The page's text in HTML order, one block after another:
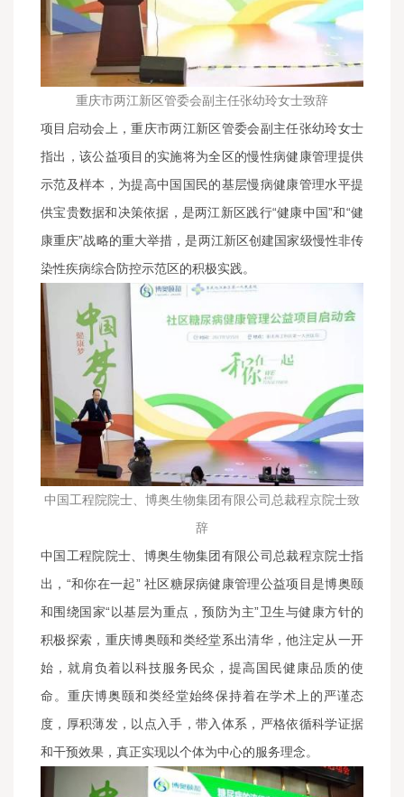
重庆市两江新区管委会副主任张幼玲女士致辞
项目启动会上，重庆市两江新区管委会副主任张幼玲女士
指出，该公益项目的实施将为全区的慢性病健康管理提供
示范及样本，为提高中国国民的基层慢病健康管理水平提
供宝贵数据和决策依据，是两江新区践行“健康中国”和“健
康重庆”战略的重大举措，是两江新区创建国家级慢性非传
染性疾病综合防控示范区的积极实践。
中国工程院院士、博奥生物集团有限公司总裁程京院士致
辞
中国工程院院士、博奥生物集团有限公司总裁程京院士指
出，“和你在一起” 社区糖尿病健康管理公益项目是博奥颐
和围绕国家“以基层为重点，预防为主”卫生与健康方针的
积极探索，重庆博奥颐和类经堂系出清华，他注定从一开
始，就肩负着以科技服务民众，提高国民健康品质的使
命。重庆博奥颐和类经堂始终保持着在学术上的严谨态
度，厚积薄发，以点入手，带入体系，严格依循科学证据
和干预效果，真正实现以个体为中心的服务理念。